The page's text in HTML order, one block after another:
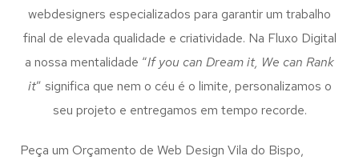
webdesigners especializados para garantir um trabalho
final de elevada qualidade e criatividade. Na Fluxo Digital
a nossa mentalidade “If you can Dream it, We can Rank
it” significa que nem o céu é o limite, personalizamos o
seu projeto e entregamos em tempo recorde.
Peça um Orçamento de Web Design Vila do Bispo,